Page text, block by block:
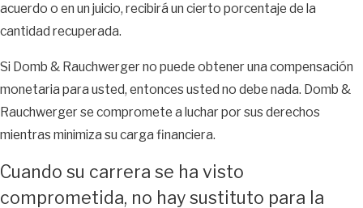
Si la acción adversa ocurrió al mismo tiempo que o después de
la actividad protegida, la proximidad temporal se puede utilizar
acerque en el tiempo la reclamación protegida a la acción
adversa, más fuerte será la inferencia de que la acción adversa
fue motivada por la actividad protegida.
protegida
acuerdo o en un juicio, recibirá un cierto porcentaje de la
cantidad recuperada.
Si Domb & Rauchwerger no puede obtener una compensación
monetaria para usted, entonces usted no debe nada. Domb &
Rauchwerger se compromete a luchar por sus derechos
mientras minimiza su carga financiera.
Cuando su carrera se ha visto
comprometida, no hay sustituto para la